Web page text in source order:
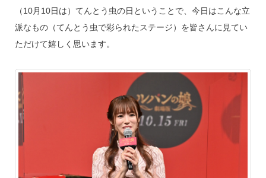
（10月10日は）てんとう虫の日ということで、今日はこんな立
派なもの（てんとう虫で彩られたステージ）を皆さんに見てい
ただけて嬉しく思います。